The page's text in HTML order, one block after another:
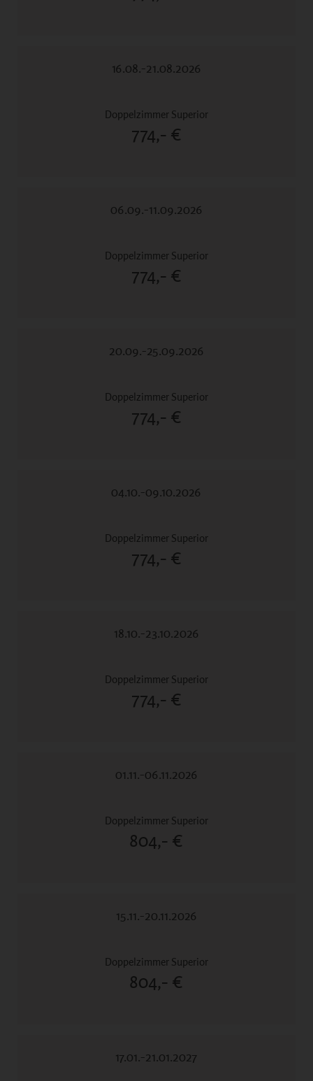
16.08.-21.08.2026
774,- €
06.09.-11.09.2026
774,- €
20.09.-25.09.2026
774,- €
04.10.-09.10.2026
774,- €
18.10.-23.10.2026
774,- €
01.11.-06.11.2026
804,- €
15.11.-20.11.2026
804,- €
17.01.-21.01.2027